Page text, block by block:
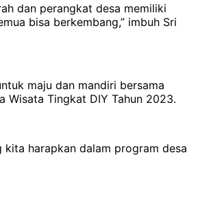
dan perangkat desa memiliki
bisa berkembang,” imbuh Sri
maju dan mandiri bersama
Wisata Tingkat DIY Tahun 2023.
harapkan dalam program desa